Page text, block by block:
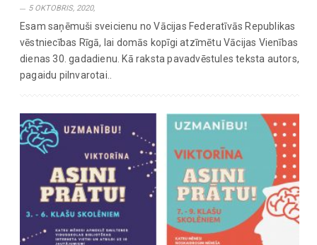
5 OKTOBRIS, 2020,
Esam saņēmuši sveicienu no Vācijas Federatīvās Republikas
vēstniecības Rīgā, lai domās kopīgi atzīmētu Vācijas Vienības
dienas 30. gadadienu. Kā raksta pavadvēstules teksta autors,
pagaidu pilnvarotai..